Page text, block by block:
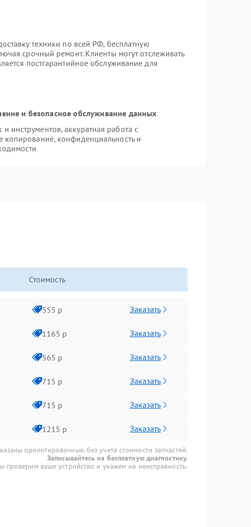
техники по всей РФ, бесплатную
срочный ремонт. Клиенты могут отслеживать
постгарантийное обслуживание для
и безопасное обслуживание данных
инструментов, аккуратная работа с
копирование, конфиденциальность и
Стоимость
555 р Заказать
1165 р Заказать
565 р Заказать
715 р Заказать
715 р Заказать
1215 р Заказать
ориентировочные, без учета стоимости запчастей.
Записывайтесь на бесплатную диагностику.
проверим ваше устройство и укажем на неисправность.